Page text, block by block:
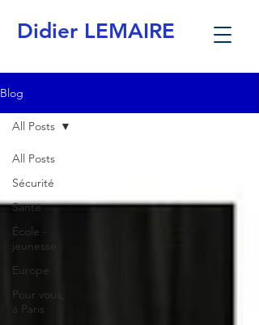
Didier LEMAIRE
Blog
All Posts
Sécurité
Santé
École -
jeunesse
Europe
Pour vous,
à Paris
All Posts